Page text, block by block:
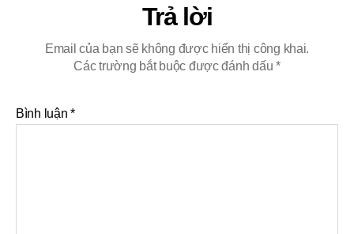
Trả lời
Email của bạn sẽ không được hiển thị công khai.
Các trường bắt buộc được đánh dấu*
Bình luận*